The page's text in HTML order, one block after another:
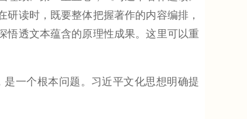
读时，既要整体把握著作的内容编排，
悟透文本蕴含的原理性成果。这里可以重
一个根本问题。习近平文化思想明确提